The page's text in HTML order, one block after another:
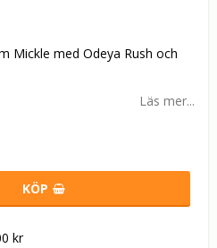
Mickle med Odeya Rush och
Läs mer...
KÖP
kr